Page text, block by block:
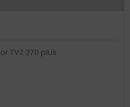
TVZ 370 plus.